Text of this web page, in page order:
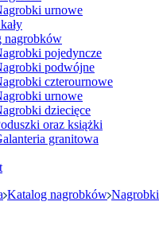
urnowe
nagrobków
pojedyncze
podwójne
czterournowe
urnowe
dziecięce
oraz książki
granitowa
Katalog nagrobków